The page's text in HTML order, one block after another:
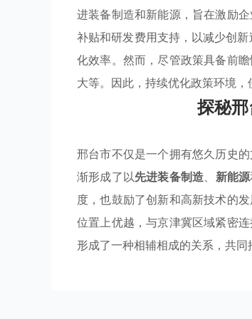
进装备制造和新能源，旨在激励
补贴和研发费用支持，以减少创
化效率。然而，尽管政策具备前
大等。因此，持续优化政策环境，
探秘
邢台市不仅是一个拥有悠久历史
渐形成了以先进装备制造、 新能源
度，也鼓励了创新和高新技术的
位置上优越，与京津冀区域紧密
形成了一种相辅相成的关系，共同